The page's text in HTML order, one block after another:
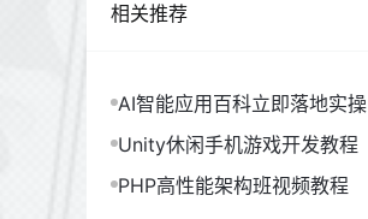
相关推荐
AI智能应用百科立即落地实操
Unity休闲手机游戏开发教程
PHP高性能架构班视频教程